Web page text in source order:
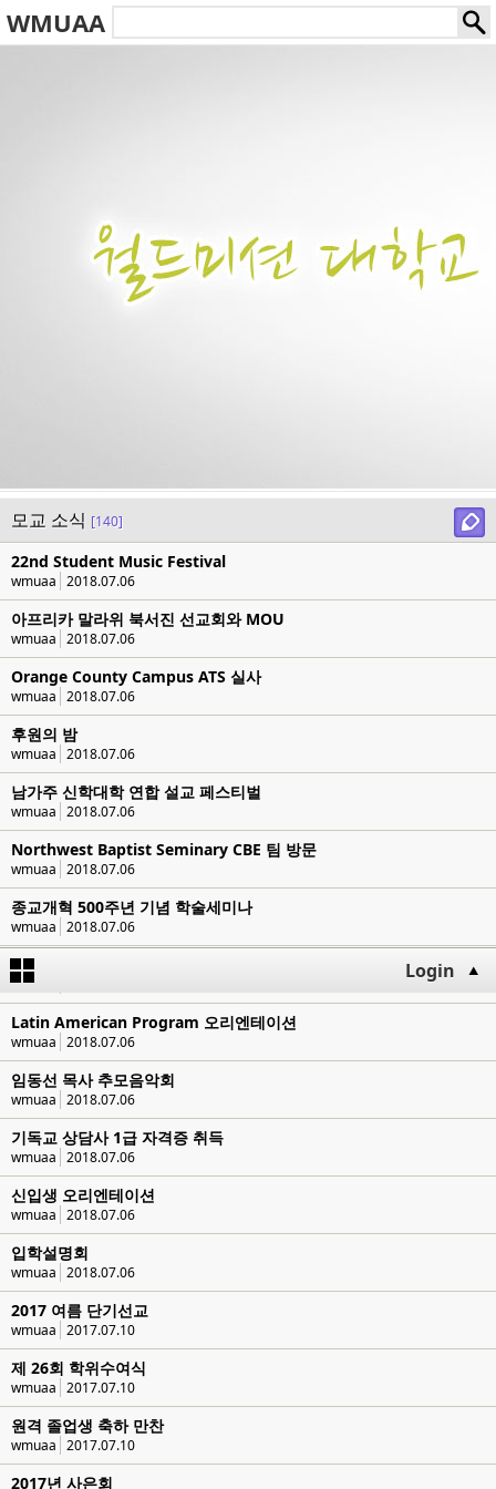
WMUAA
모교 소식 [140]
22nd Student Music Festival
wmuaa 2018.07.06
아프리카 말라위 북서진 선교회와 MOU
wmuaa 2018.07.06
Orange County Campus ATS 실사
wmuaa 2018.07.06
후원의 밤
wmuaa 2018.07.06
남가주 신학대학 연합 설교 페스티벌
wmuaa 2018.07.06
Northwest Baptist Seminary CBE 팀 방문
wmuaa 2018.07.06
종교개혁 500주년 기념 학술세미나
wmuaa 2018.07.06
남가주 신학대학 연합체육대회
wmuaa
Latin American Program 오리엔테이션
wmuaa 2018.07.06
임동선 목사 추모음악회
wmuaa 2018.07.06
기독교 상담사 1급 자격증 취득
wmuaa 2018.07.06
신입생 오리엔테이션
wmuaa 2018.07.06
입학설명회
wmuaa 2018.07.06
2017 여름 단기선교
wmuaa 2017.07.10
제 26회 학위수여식
wmuaa 2017.07.10
원격 졸업생 축하 만찬
wmuaa 2017.07.10
2017년 사은회
Login